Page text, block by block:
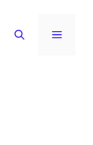
MENU